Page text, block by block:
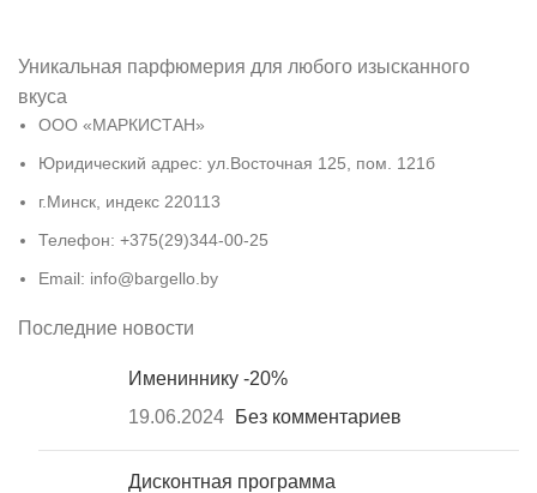
Уникальная парфюмерия для любого изысканного
вкуса
ООО «МАРКИСТАН»
Юридический адрес: ул.Восточная 125, пом. 121б
г.Минск, индекс 220113
Телефон: +375(29)344-00-25
Email: info@bargello.by
Последние новости
Имениннику -20%
19.06.2024
Без комментариев
Дисконтная программа